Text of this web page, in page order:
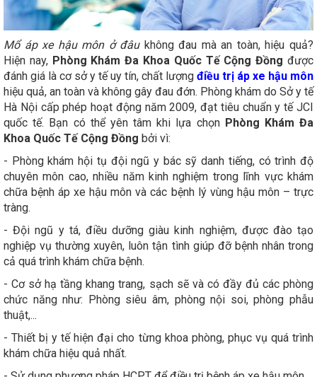
Mổ áp xe hậu môn ở đâukhông đau mà an toàn, hiệu quả?
Hiện nay, Phòng Khám Đa Khoa Quốc Tế Cộng Đồng được
đánh giá là cơ sở y tế uy tín, chất lượng điều trị áp xe hậu môn
hiệu quả, an toàn và không gây đau đớn. Phòng khám do Sở y tế
Hà Nội cấp phép hoạt động năm 2009, đạt tiêu chuẩn y tế JCI
quốc tế. Bạn có thể yên tâm khi lựa chọn Phòng Khám Đa
Khoa Quốc Tế Cộng Đồng bởi vì:
- Phòng khám hội tụ đội ngũ y bác sỹ danh tiếng, có trình độ
chuyên môn cao, nhiều năm kinh nghiệm trong lĩnh vực khám
chữa bệnh áp xe hậu môn và các bệnh lý vùng hậu môn – trực
tràng.
- Đội ngũ y tá, điều dưỡng giàu kinh nghiệm, được đào tạo
nghiệp vụ thường xuyên, luôn tận tình giúp đỡ bệnh nhân trong
cả quá trình khám chữa bệnh.
- Cơ sở hạ tầng khang trang, sạch sẽ và có đầy đủ các phòng
chức năng như: Phòng siêu âm, phòng nội soi, phòng phẫu
thuật,...
- Thiết bị y tế hiện đại cho từng khoa phòng, phục vụ quá trình
khám chữa hiệu quả nhất.